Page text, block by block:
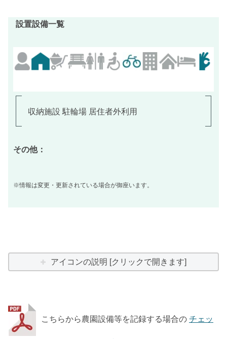
設置設備一覧
収納施設 駐輪場 居住者外利用
その他：
※情報は変更・更新されている場合が御座います。
アイコンの説明 [クリックで開きます]
こちらから農園設備等を記録する場合の チェッ